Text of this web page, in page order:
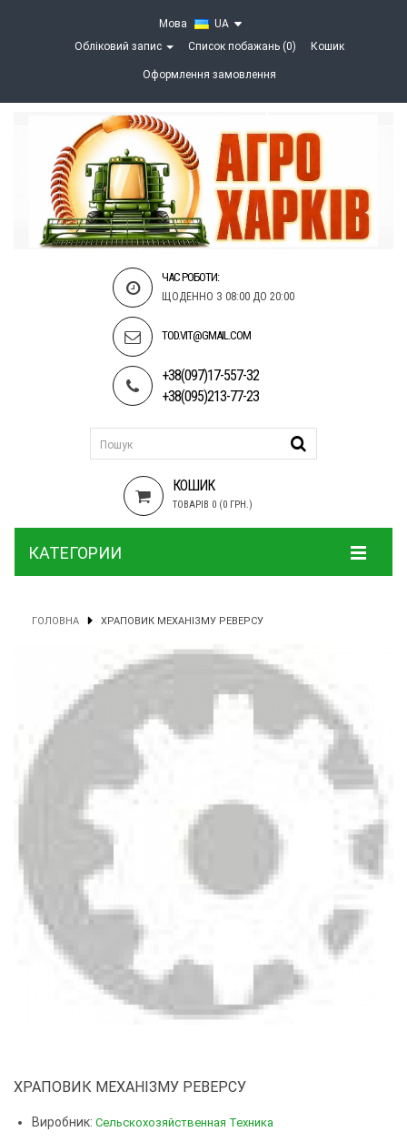
Мова
UA
Обліковий запис
Список побажань (0) Кошик
Оформлення замовлення
ЧАС РОБОТИ:
ЩОДЕННО З 08:00 ДО 20:00
TOD.VIT@GMAIL.COM
+38(097)17-557-32
+38(095)213-77-23
КОШИК
ТОВАРІВ 0 (0 ГРН.)
КАТЕГОРИИ
ГОЛОВНА ХРАПОВИК МЕХАНІЗМУ РЕВЕРСУ
ХРАПОВИК МЕХАНІЗМУ РЕВЕРСУ
Виробник: Сельскохозяйственная Техника